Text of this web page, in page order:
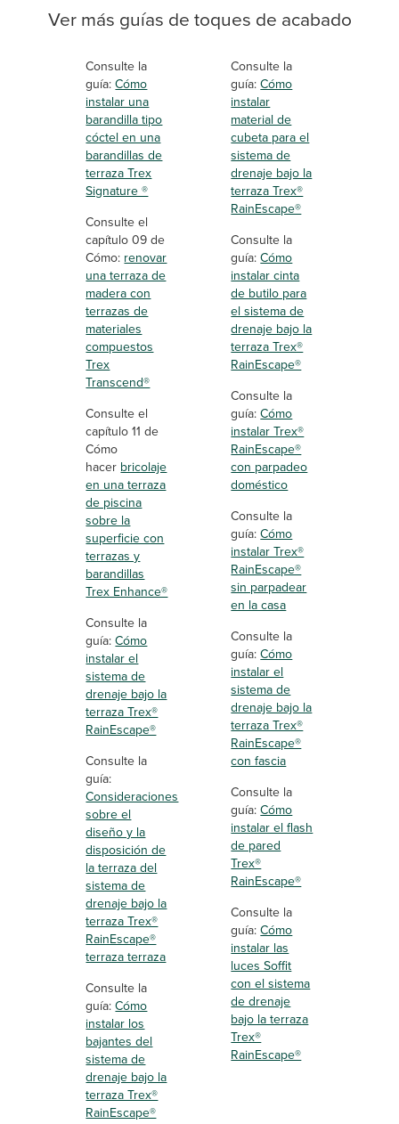
Ver más guías de toques de acabado
Consulte la
guía:Cómo
instalar una
barandilla tipo
cóctel en una
barandillas de
terraza Trex
Signature ®
Consulte el
capítulo 09 de
Cómo:renovar
una terraza de
madera con
terrazas de
materiales
compuestos
Trex
Transcend®
Consulte el
capítulo 11 de
Cómo
hacerbricolaje
en una terraza
de piscina
sobre la
superficie con
terrazas y
barandillas
Trex Enhance®
Consulte la
guía:Cómo
instalar el
sistema de
drenaje bajo la
terraza Trex®
RainEscape®
Consulte la
guía:
Consideraciones
sobre el
diseño y la
disposición de
la terraza del
sistema de
drenaje bajo la
terraza Trex®
RainEscape®
terraza terraza
Consulte la
guía:Cómo
instalar los
bajantes del
sistema de
drenaje bajo la
terraza Trex®
RainEscape®
Consulte la
guía:Cómo
instalar
material de
cubeta para el
sistema de
drenaje bajo la
terraza Trex®
RainEscape®
Consulte la
guía:Cómo
instalar cinta
de butilo para
el sistema de
drenaje bajo la
terraza Trex®
RainEscape®
Consulte la
guía:Cómo
instalar Trex®
RainEscape®
con parpadeo
doméstico
Consulte la
guía:Cómo
instalar Trex®
RainEscape®
sin parpadear
en la casa
Consulte la
guía:Cómo
instalar el
sistema de
drenaje bajo la
terraza Trex®
RainEscape®
con fascia
Consulte la
guía:Cómo
instalar el flash
de pared
Trex®
RainEscape®
Consulte la
guía:Cómo
instalar las
luces Soffit
con el sistema
de drenaje
bajo la terraza
Trex®
RainEscape®